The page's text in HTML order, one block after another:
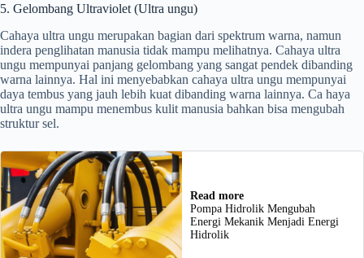
5. Gelombang Ultraviolet (Ultra ungu)
Cahaya ultra ungu merupakan bagian dari spektrum warna, namun
indera penglihatan manusia tidak mampu melihatnya. Cahaya ultra
ungu mempunyai panjang gelombang yang sangat pendek dibanding
warna lainnya. Hal ini menyebabkan cahaya ultra ungu mempunyai
daya tembus yang jauh lebih kuat dibanding warna lainnya. Ca haya
ultra ungu mampu menembus kulit manusia bahkan bisa mengubah
struktur sel.
Read more
Pompa Hidrolik Mengubah
Energi Mekanik Menjadi Energi
Hidrolik